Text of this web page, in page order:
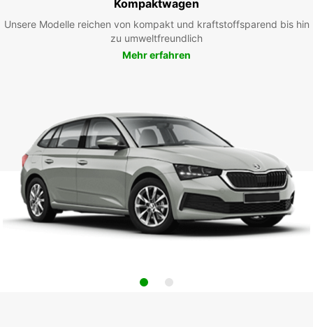
Kompaktwagen
Unsere Modelle reichen von kompakt und kraftstoffsparend bis hin
zu umweltfreundlich
Mehr erfahren